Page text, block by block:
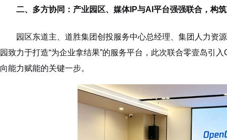
二、多方协同：产业园区、媒体IP与AI平台强强联合，构
园区东道主、道胜集团创投服务中心总经理、集团人力资
园致力于打造“为企业拿结果”的服务平台，此次联合零壹岛引
向能力赋能的关键一步。